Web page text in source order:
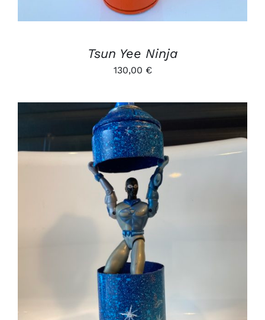
Tsun Yee Ninja
130,00 €
AJOUTER AU PANIER